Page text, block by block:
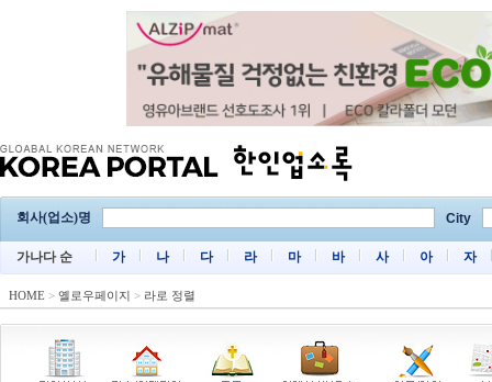
회사(업소)명 City
가나다 순 가 나 다 라 마 바 사 아 자
HOME > 옐로우페이지 > 라로 정렬